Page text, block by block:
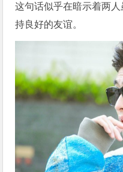
这句话似乎在暗示着两
持良好的友谊。